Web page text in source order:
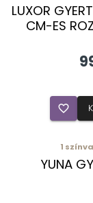
LUXOR
CM-ES
favorite_border
1
YUNA